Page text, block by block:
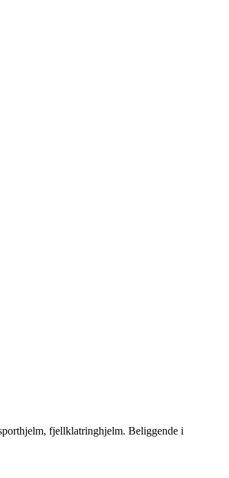
fjellklatringhjelm. Beliggende i